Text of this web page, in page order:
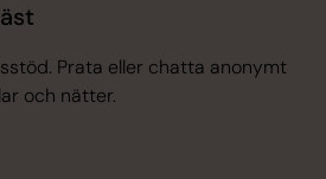
Prata eller chatta anonymt
och nätter.